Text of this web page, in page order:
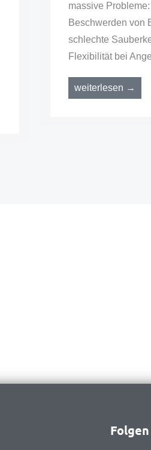
massive
Beschwerden von
schlechte
Flexibilität bei
weiterlesen →